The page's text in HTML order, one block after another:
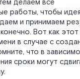
делаем все
работы, чтобы
и принимаем
Вот как
в случае с
что в
сроки могут